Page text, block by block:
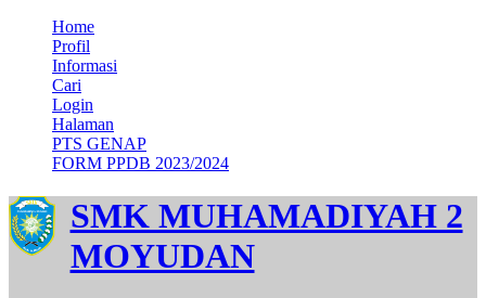
Home
Profil
Informasi
Cari
Login
Halaman
PTS GENAP
FORM PPDB 2023/2024
SMK MUHAMADIYAH 2
MOYUDAN